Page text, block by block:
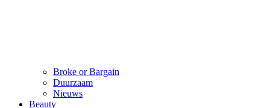
Broke or Bargain
Duurzaam
Nieuws
Beauty